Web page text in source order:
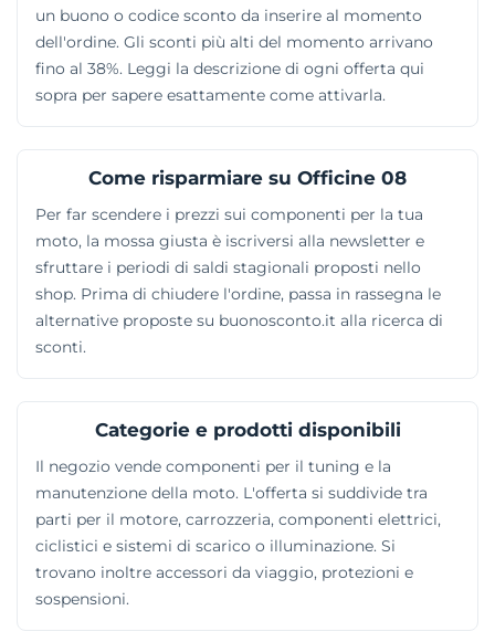
un buono o codice sconto da inserire al momento
dell'ordine. Gli sconti più alti del momento arrivano
fino al 38%. Leggi la descrizione di ogni offerta qui
sopra per sapere esattamente come attivarla.
Come risparmiare su Officine 08
Per far scendere i prezzi sui componenti per la tua
moto, la mossa giusta è iscriversi alla newsletter e
sfruttare i periodi di saldi stagionali proposti nello
shop. Prima di chiudere l'ordine, passa in rassegna le
alternative proposte su buonosconto.it alla ricerca di
sconti.
Categorie e prodotti disponibili
Il negozio vende componenti per il tuning e la
manutenzione della moto. L'offerta si suddivide tra
parti per il motore, carrozzeria, componenti elettrici,
ciclistici e sistemi di scarico o illuminazione. Si
trovano inoltre accessori da viaggio, protezioni e
sospensioni.